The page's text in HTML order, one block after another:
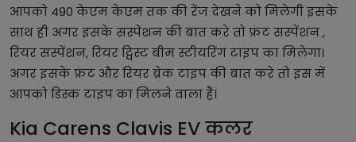
आपको 490 केएम केएम तक की रेंज देखने को मिलेगी इसके
साथ ही अगर इसके सस्पेंशन की बात करे तो फ्रंट सस्पेंशन ,
रियर सस्पेंशन, रियर ट्विस्ट बीम स्टीयरिंग टाइप का मिलेगा।
अगर इसके फ्रंट और रियर ब्रेक टाइप की बात करे तो इस में
आपको डिस्क टाइप का मिलने वाला हैं।
Kia Carens Clavis EV कलर